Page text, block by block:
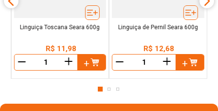
Linguiça Toscana Seara 600g
R$ 11,98
＋
Linguiça de Pernil Seara 600g
R$ 12,68
＋